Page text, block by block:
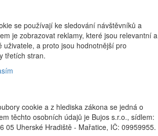
se používají ke sledování návštěvníků a
je zobrazovat reklamy, které jsou relevantní a
uživatele, a proto jsou hodnotnější pro
třetích stran.
cookie a z hlediska zákona se jedná o
těchto osobních údajů je Bujos s.r.o., sídlem:
05 Uherské Hradiště - Mařatice, IČ: 09959955.